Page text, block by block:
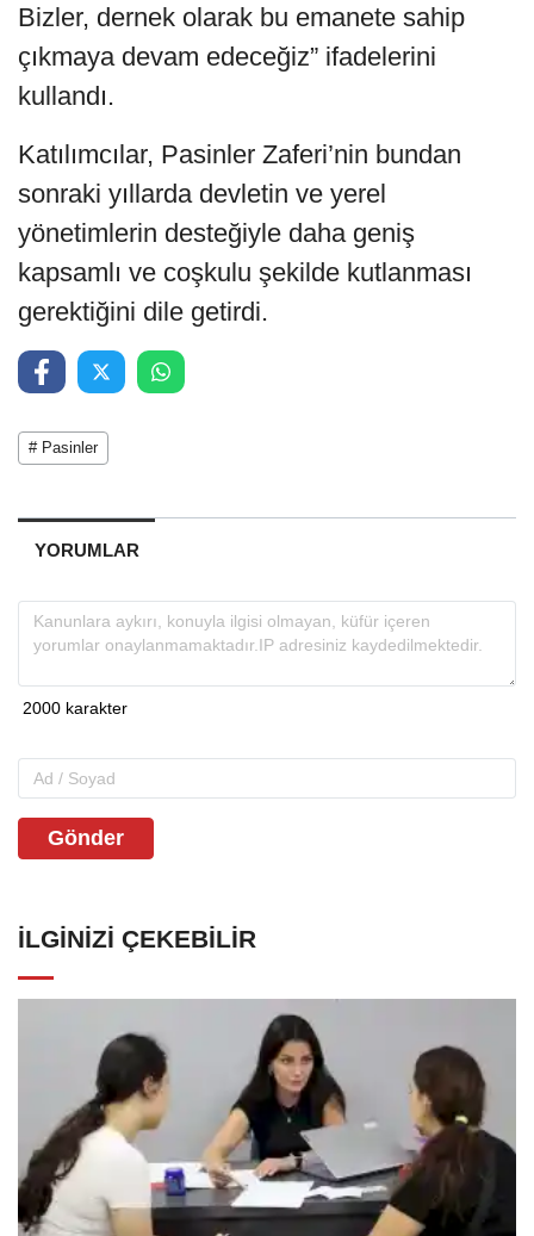
Bizler, dernek olarak bu emanete sahip
çıkmaya devam edeceğiz” ifadelerini
kullandı.
Katılımcılar, Pasinler Zaferi’nin bundan
sonraki yıllarda devletin ve yerel
yönetimlerin desteğiyle daha geniş
kapsamlı ve coşkulu şekilde kutlanması
gerektiğini dile getirdi.
# Pasinler
YORUMLAR
Gönder
İLGINIZI ÇEKEBILIR